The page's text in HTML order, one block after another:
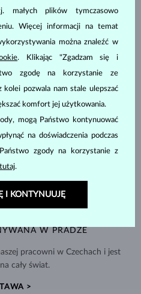
W PRADZE
pracowni w Czechach i jest
cały świat.
>
małych plików tymczasowo
Więcej informacji na temat
można znaleźć w
. Klikając "Zgadzam się i
zgodę na korzystanie ze
pozwala nam stale ulepszać
komfort jej użytkowania.
mogą Państwo kontynuować
na doświadczenia podczas
zgody na korzystanie z
tutaj.
I KONTYNUUJĘ